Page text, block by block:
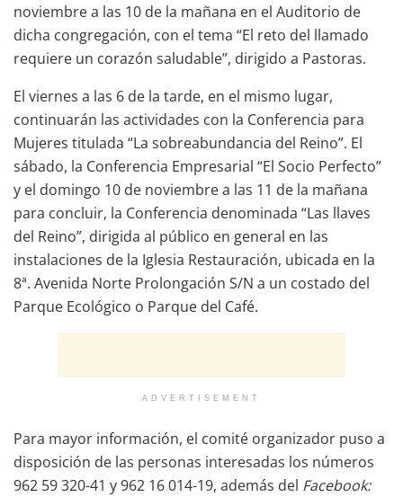
noviembre a las 10 de la mañana en el Auditorio de
dicha congregación, con el tema “El reto del llamado
requiere un corazón saludable”, dirigido a Pastoras.
El viernes a las 6 de la tarde, en el mismo lugar,
continuarán las actividades con la Conferencia para
Mujeres titulada “La sobreabundancia del Reino”. El
sábado, la Conferencia Empresarial “El Socio Perfecto”
y el domingo 10 de noviembre a las 11 de la mañana
para concluir, la Conferencia denominada “Las llaves
del Reino”, dirigida al público en general en las
instalaciones de la Iglesia Restauración, ubicada en la
8ª. Avenida Norte Prolongación S/N a un costado del
Parque Ecológico o Parque del Café.
ADVERTISEMENT
Para mayor información, el comité organizador puso a
disposición de las personas interesadas los números
962 59 320-41 y 962 16 014-19, además del Facebook: